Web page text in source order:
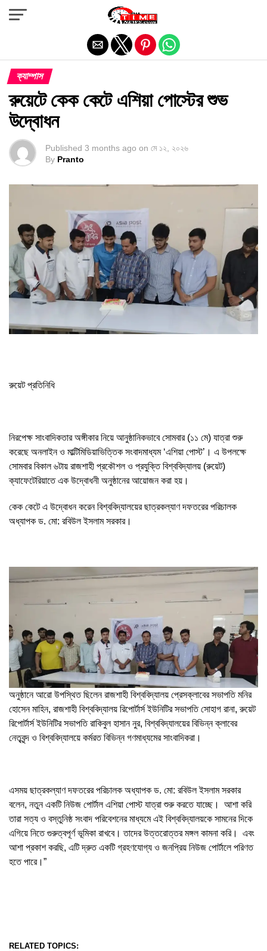
ক্যাম্পাস
‎রুয়েটে কেক কেটে এশিয়া পোস্টের শুভ
উদ্বোধন
Published 3 months ago on মে ১২, ২০২৬
By Pranto
‎রুয়েট প্রতিনিধি
‎নিরপেক্ষ সাংবাদিকতার অঙ্গীকার নিয়ে আনুষ্ঠানিকভাবে সোমবার (১১ মে) যাত্রা শুরু
করেছে অনলাইন ও মাল্টিমিডিয়াভিত্তিক সংবাদমাধ্যম ‘এশিয়া পোস্ট’। এ উপলক্ষে
সোমবার বিকাল ৬টায় রাজশাহী প্রকৌশল ও প্রযুক্তি বিশ্ববিদ্যালয় (রুয়েট)
ক্যাফেটেরিয়াতে এক উদ্বোধনী অনুষ্ঠানের আয়োজন করা হয়।
‎কেক কেটে এ উদ্বোধন করেন বিশ্ববিদ্যালয়ের ছাত্রকল্যাণ দফতরের পরিচালক
অধ্যাপক ড. মো: রবিউল ইসলাম সরকার।
‎অনুষ্ঠানে আরো উপস্থিত ছিলেন রাজশাহী বিশ্ববিদ্যালয় প্রেসক্লাবের সভাপতি মনির
হোসেন মাহিন, রাজশাহী বিশ্ববিদ্যালয় রিপোর্টার্স ইউনিটির সভাপতি সোহাগ রানা, রুয়েট
রিপোর্টার্স ইউনিটির সভাপতি রাকিবুল হাসান নুর, বিশ্ববিদ্যালয়ের বিভিন্ন ক্লাবের
নেতৃবৃন্দ ও বিশ্ববিদ্যালয়ে কর্মরত বিভিন্ন গণমাধ্যমের সাংবাদিকরা।
‎এসময় ছাত্রকল্যাণ দফতরের পরিচালক অধ্যাপক ড. মো: রবিউল ইসলাম সরকার
বলেন, নতুন একটি নিউজ পোর্টাল এশিয়া পোস্ট যাত্রা শুরু করতে যাচ্ছে। আশা করি
তারা সত্য ও বস্তুনিষ্ঠ সংবাদ পরিবেশনের মাধ্যমে এই বিশ্ববিদ্যালয়কে সামনের দিকে
এগিয়ে নিতে গুরুত্বপূর্ণ ভূমিকা রাখবে। তাদের উত্তরোত্তর মঙ্গল কামনা করি। এবং
আশা প্রকাশ করছি, এটি দ্রুত একটি গ্রহণযোগ্য ও জনপ্রিয় নিউজ পোর্টালে পরিণত
হতে পারে।”
RELATED TOPICS:
Exit mobile version